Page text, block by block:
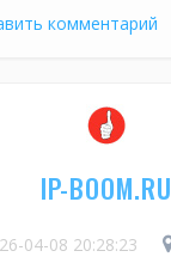
комментарий
IP-BOOM.RU
04-08 20:28:23